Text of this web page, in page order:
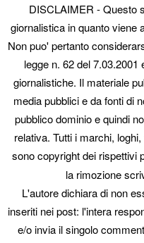
In evidenza
manuali
Mostre
Mostre e concorsi
News
Novità
Offerte
Pittori
Scultori
Accedi
Feed dei contenuti
Feed dei commenti
DISCLAIMER - Questo
giornalistica in quanto viene
Non puo' pertanto
legge n. 62 del
giornalistiche. Il materiale
media pubblici e da fonti di
pubblico dominio e quindi
relativa. Tutti i marchi,
sono copyright dei rispettivi
la rimozione
L'autore dichiara di non
inseriti nei post: l'intera
e/o invia il singolo